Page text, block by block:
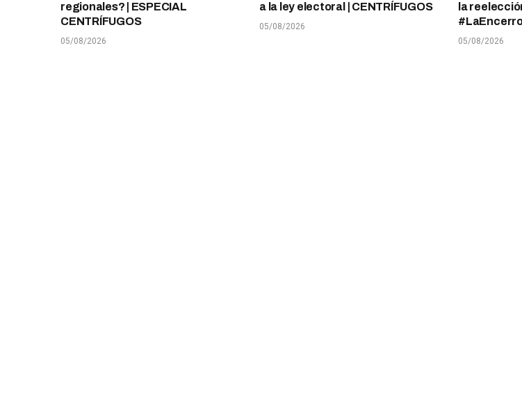
regionales? | ESPECIAL
CENTRÍFUGOS
05/08/2026
a la ley electoral | CENTRÍFUGOS
05/08/2026
la
05/08/2026